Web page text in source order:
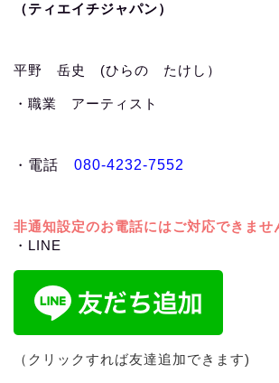
（ティエイチジャパン）
平野 岳史 (ひらの たけし）
・職業 アーティスト
・ 電話 080-4232-7552
非通知設定のお電話にはご対応できませ
・LINE
（クリックすれば友達追加できます)